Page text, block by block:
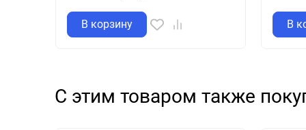
В корзину В
С этим товаром также